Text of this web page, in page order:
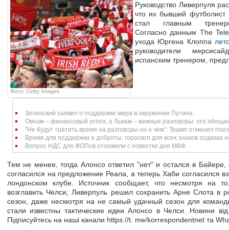
Фото: Getty Images
Руководство Ливерпуля
что их бывший футболист
стал главным
Согласно данным The
ухода Юргена Клоппа
руководители
испанским тренером,
Зеленский заявил о поддержке мира в окружении Путина
Овнам – финансовый успех, а Львам – важные разговоры: что
"Не будут тратить время на разговоры ни о чем": Трамп отменил
Время для поддержки и доброты: гороскоп для всех знаков зодиака
Вопрос НДС для ФОПов отложили с повестки дня МВФ
Тем не менее, тогда Алонсо ответил "нет" и остался в Байере,
согласился на предложение Реала, а теперь Хаби согласился
лондонском клубе. Источник сообщает, что несмотря на
возглавить Челси, Ливерпуль решил сохранить Арне Слота в
сезон, даже несмотря на не самый удачный сезон для
стали известны тактические идеи Алонсо в Челси. Новини
Підписуйтесь на наші канали https://t. me/korrespondentnet та